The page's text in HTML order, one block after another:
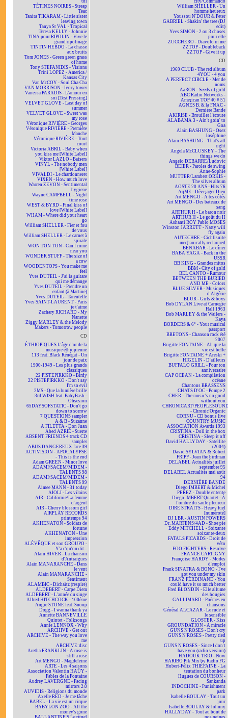
toi
TÉTINES NOIRES - Streap
Teac
Tanita TIKARAM - Little sister
leaving town
Tanya St VAL - Tropical
Teresa KELLY - Johnnie
TINA pour RIPOLIN - Vive le
grand ripolinage
TINTIN HEBDO - La chasse
aux bruits
Tom JONES - Green green grass
of home
Tony STEFANIDIS - Visions
Trini LOPEZ - America /
Kansas City
Van McCOY - Soul Cha Cha
VAN MORRISON - Ivory tower
Vanessa PARADIS - L'amour en
soi [Test Pressing]
VELVET GLOVE - Last day of
summer
VELVET GLOVE - Sweet was
my rose
Véronique RIVIÈRE - Georges
Véronique RIVIÈRE - Première
Manche
Véronique RIVIÈRE - Tout
court
Victoria ABRIL - Baby when
you kiss me [White Label]
Viktor LAZLO - Baisers
VINYL - The nobody men
[White Label]
VIVALDI - Le chardonneret
VIXEN - How much love
Warren ZEVON - Sentimental
hygiene
Wayne CAMPBELL - Night
time rose
WEST & BYRD - Final kiss of
love [White Label]
WHAM - Where did your heart
go
William SHELLER - Fier et fou
de vous
William SHELLER - Le carnet à
spirale
WON TON TON - Can I come
near you
WONDER STUFF - The size of
a cow
WOODENTOPS - You make me
feel
Yves DUTEIL - J'ai la guitare
qui me démange
Yves DUTEIL - Prendre un
enfant (à Martine)
Yves DUTEIL - Tarentelle
Yves SAINT-LAURENT - Paris
je t'aime
Zachary RICHARD - My
Nanette
Ziggy MARLEY & the Melody
Makers - Tomorrow people
CD
ÉTHIOPIQUES L'âge d'or de la
musique éthiopienne
113 feat. Black Rénégat - Un
jour de paix
1900-1949 - Les plus grands
classiques
22 PISTEPIRKKO - Birdy
22 PISTEPIRKKO - Don't say
I'm so evil
2MS - Que la lumière brille
3rd WISH feat. BabyBash -
Obsesion
65DAYSOFSTATIC - Don't go
down to sorrow
7 QUESTIONS sampler
A & B - Suzanne
A FILETTA - Don Juan
Abed AZRIÉ - Suerte
ABSENT FRIENDS 4 track CD
sampler
ABUS DANGEREUX face 39
ACTIVISION - APOCALYPSE
- This is the end
Adam GREEN - Minor love
ADAMI/SACEM/MIDEM -
TALENTS 98
ADAMI/SACEM/MIDEM -
TALENTS 99
Aimee MANN - 31 today
AÏOLI - Les vilains
AIR - Californie/La femme
d'argent
AIR - Cherry blossom girl
AIRPLAY RECORDS
printemps 94
AKHENATON - Soldats de
fortune
AKHENATON - Une
impression
ALÉVÊQUE et son GROUPO -
Y'a c'qu'on dit...
Alain HIVER - La chanson
d'Antraigues
Alain MANARANCHE - Dans
le vent
Alain MANARANCHE -
Sentiment
ALAMBIC - Dichaïtz (respire)
ALDEBERT - Carpe Diem
ALDEBERT - L'année du singe
Alfred HITCHCOCK - 100ème
Angie STONE feat. Snoop
Dogg - I wanna thank ya
Annette BANNEVILLE
Quintet - Folksongs
Annie LENNOX - Why
ARCHIVE - Get out
ARCHIVE - The way you love
me
ARCHIVE:disc
Aretha FRANKLIN - A rose is
still a rose
Art MENGO - Magdeleine
ARTE - Les 4 saisons
Association Valentin HAÜY -
Fables de la Fontaine
Audrey LAVERGNE - Facing
mirrors 2.0
AUVIDIS - Religions du monde
Axelle RED - Je me fâche
BABEL - La vie est un cirque
BABYLON ZOO - All the
money's gone
BALLANTINE'S Le rituel
city/Commando
William SHELLER - Un
homme heureux
Youssou N'DOUR & Peter
GABRIEL - Shakin' the tree (DJ
edit)
Yves SIMON - 2 ou 3 choses
pour elle
ZUCCHERO - Diavolo in me
ZZTOP - Doubleback
ZZTOP - Give it up
CD
1969 CLUB - The red album
4YOU - 4 you
A PERFECT CIRCLE - Mer de
noms
AaRON - Seeds of gold
ABC Radio Networks -
American TOP 40 # 51
AGNÈS B. & la FNAC -
Dernière Bande
AKIRISE - Brouiller l'écoute
ALABAMA 3 - Ain't goin' to
Goa
Alain BASHUNG - Osez
Joséphine
Alain BASHUNG - That's all
right
Angela McCLUSKEY - The
things we do
Angelo DEBARRE/Ludovic
BEIER - Paroles de swing
Anne-Sophie
MUTTER/Lambert ORKIS -
The silver album
AOSTE 20 ANS - Hits 76
AqME - Dévisager Dieu
Art MENGO - À tes côtés
Art MENGO - Des bateaux de
sang
ARTHUR H - Le baron noir
ARTHUR H - Le goût du H
Ashanti ROY Pablo MOSES
Winston JARRETT - Natty will
fly again
AUTECHRE - Cichlisuite
mechanically reclaimed
BÉNABAR - Le dîner
BABA YAGA - Back in the
USSR
BB KING - Grandes mitos
BBM - City of gold
BEL CANTO - Rumour
BETWEEN THE BURIED
AND ME - Colors
BLUE SILVER - Musiques
d'Algérie
BLUR - Girls & boys
Bob DYLAN Live at Carnegie
Hall 1963
Bob MARLEY & the Wailers -
Kaya
BORDERS & 6° - Your musical
passport
BRETONS - Chanson rock été
2007
Brigitte FONTAINE - Ah que la
vie est belle
Brigitte FONTAINE + Areski +
HIGELIN - D'ailleurs
BUFFALO GRILL - Pour ton
anniversaire
CAP OCÉAN - La compilation
océane
Chantons BRASSENS
CHATS D'OC - Pompe 2
CHER - The music's no good
without you
CHRONICART/
- Chronic'Organic
CORNU - CD bonus live
COUNTRY MUSIC
ASSOCIATION Awards 1993
CRISTINA - Doll in the box
CRISTINA - Sleep it off
David HALLYDAY - Satellite
(2004)
David SYLVIAN & Robert
FRIPP - Jean the birdman
DELABEL Actualités juillet
septembre 95
DELABEL Actualités mai août
94
DERNIÈRE BANDE
Diego IMBERT & Michel
PEREZ - Double entente
Diego IMBERT Quartet - À
l'ombre du saule pleureur
DIRE STRAITS - Heavy fuel
[numéroté]
DJ LBR - AUSTIN POWERS
Dr. MARTENS/4AD - Shoe pie
Eddy MITCHELL - Soixante
soixante-deux
FATALS PICARDS - Droit de
véto
FOO FIGHTERS - Resolve
FRANCE CARTIGNY
Françoise HARDY - Modes
d'emploi
Frank SINATRA & BONO - I've
got you under my skin
FRANZ FERDINAND - You
could have it so much better
Fred BLONDIN - Elle allume
des bougies
GALLIMARD - Poèmes en
chansons
Général ALCAZAR - Le rude et
le sensible
GLOSTER - Kiss
GROUNDATION - A miracle
GUNS N'ROSES - Don't cry
GUNS N'ROSES - Pretty tied
up
GUNS N'ROSES - Since I don't
have you (radio version)
HADOUK TRIO - Now
HARIBO Pik Mix by Radio FG
Hubert-Félix THIÉFAINE - La
tentation du bonheur
Hugues de COURSON -
Sankanda
INDOCHINE - Punishment
park
Isabelle BOULAY - Tout un
jour
Isabelle BOULAY & Johnny
HALLYDAY - Tout au bout de
nos peines